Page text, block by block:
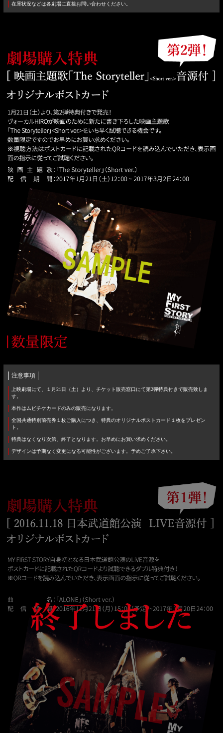
在庫状況などは各劇場に直接お問い合わせください。
注意事項
上映劇場にて、１月21日（土）より、チケット販売窓口にて第2弾特典付きで販売致しま
す。
本作はムビチケカードのみの販売になります。
全国共通特別前売券１枚ご購入につき、特典のオリジナルポストカード１枚をプレゼン
ト。
特典はなくなり次第、終了となります。お早めにお買い求めください。
デザインは予期なく変更になる可能性がございます。予めご了承下さい。